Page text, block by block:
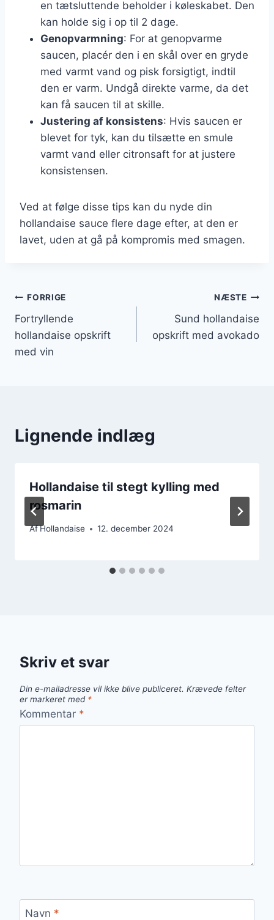
en tætsluttende beholder i køleskabet. Den
kan holde sig i op til 2 dage.
Genopvarmning: For at genopvarme
saucen, placér den i en skål over en gryde
med varmt vand og pisk forsigtigt, indtil
den er varm. Undgå direkte varme, da det
kan få saucen til at skille.
Justering af konsistens: Hvis saucen er
blevet for tyk, kan du tilsætte en smule
varmt vand eller citronsaft for at justere
konsistensen.
Ved at følge disse tips kan du nyde din
hollandaise sauce flere dage efter, at den er
lavet, uden at gå på kompromis med smagen.
Indlægsnavigation
FORRIGE
Fortryllende
hollandaise opskrift
med vin
NÆSTE
Sund hollandaise
opskrift med avokado
Lignende indlæg
Hollandaise til stegt kylling med
rosmarin
AfHollandaise 12. december 2024
Skriv et svar
Din e-mailadresse vil ikke blive publiceret. Krævede felter
er markeret med *
Kommentar *
Navn *